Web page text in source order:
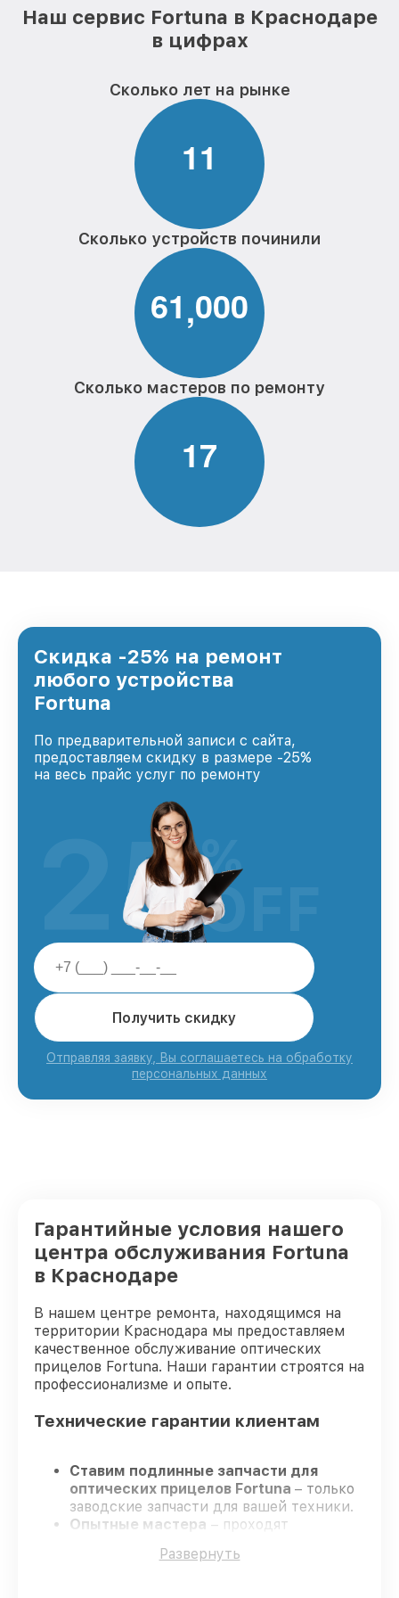
Наш сервис Fortuna в Краснодаре
в цифрах
Сколько лет на рынке
11
Сколько устройств починили
61,000
Сколько мастеров по ремонту
17
Скидка -25% на ремонт
любого устройства
Fortuna
По предварительной записи с сайта,
предоставляем скидку в размере -25%
на весь прайс услуг по ремонту
Получить скидку
Отправляя заявку, Вы соглашаетесь на обработку
персональных данных
25%
OFF
Гарантийные условия нашего
центра обслуживания Fortuna
в Краснодаре
В нашем центре ремонта, находящимся на
территории Краснодара мы предоставляем
качественное обслуживание оптических
прицелов Fortuna. Наши гарантии строятся на
профессионализме и опыте.
Технические гарантии клиентам
Ставим подлинные запчасти для
оптических прицелов Fortuna – только
заводские запчасти для вашей техники.
Опытные мастера – проходят
гарантированно долговечный результат.
Развернуть